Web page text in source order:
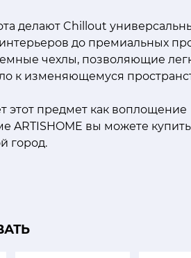
делают Chillout
до премиальных
чехлы, позволяющие
к изменяющемуся
этот предмет как воплощение
вы можете
город.